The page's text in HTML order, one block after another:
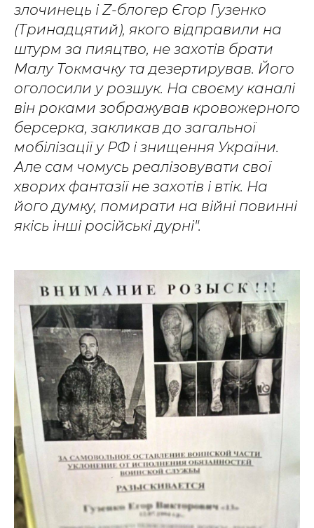
злочинець і Z-блогер Єгор Гузенко
(Тринадцятий), якого відправили на
штурм за пияцтво, не захотів брати
Малу Токмачку та дезертирував. Його
оголосили у розшук. На своєму каналі
він роками зображував кровожерного
берсерка, закликав до загальної
мобілізації у РФ і знищення України.
Але сам чомусь реалізовувати свої
хворих фантазії не захотів і втік. На
його думку, помирати на війні повинні
якісь інші російські дурні".